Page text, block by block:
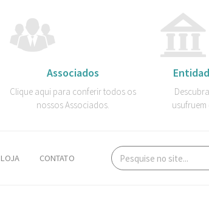
Associados
Clique aqui para conferir todos os
nossos Associados.
LOJA CONTATO